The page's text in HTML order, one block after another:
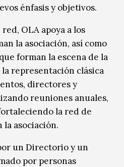
énfasis y objetivos.
OLA apoya a los
la asociación, así como
forman la escena de la
representación clásica
directores y
reuniones anuales,
la red de
asociación.
un Directorio y un
por personas